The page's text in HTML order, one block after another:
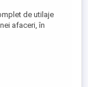
de utilaje
afaceri, în
numai. Pachetul
(plus tubulatura) -1
-2 mese inox
frigorifică Arctic
jos) -1 frigider